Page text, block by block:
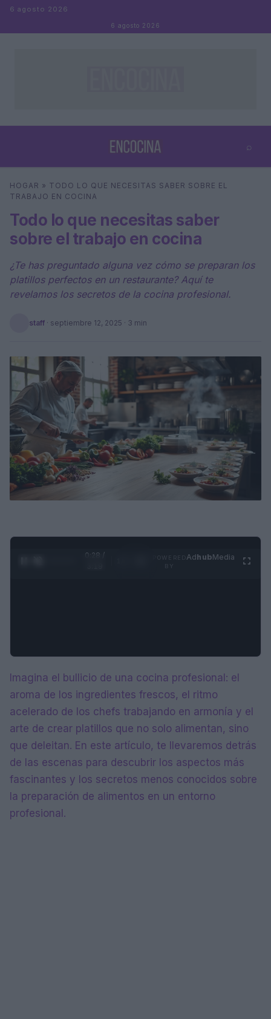
Saltar al contenido
6 agosto 2026
6 agosto 2026
⌕
Buscar ⌕
HOGAR » TODO LO QUE NECESITAS SABER SOBRE EL
TRABAJO EN COCINA
Todo lo que necesitas saber
sobre el trabajo en cocina
¿Te has preguntado alguna vez cómo se preparan los
platillos perfectos en un restaurante? Aquí te
revelamos los secretos de la cocina profesional.
staff · septiembre 12, 2025 · 3 min
0:29 /
AdhubMedia
Imagina el bullicio de una cocina profesional: el
aroma de los ingredientes frescos, el ritmo
acelerado de los chefs trabajando en armonía y el
arte de crear platillos que no solo alimentan, sino
que deleitan. En este artículo, te llevaremos detrás
de las escenas para descubrir los aspectos más
fascinantes y los secretos menos conocidos sobre
la preparación de alimentos en un entorno
profesional.